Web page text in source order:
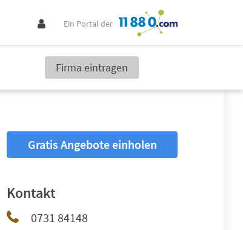
Ein Portal der
Firma eintragen
Gratis Angebote einholen
Kontakt
0731 84148